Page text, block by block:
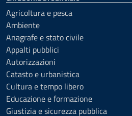
Agricoltura e pesca
Ambiente
Anagrafe e stato civile
Appalti pubblici
Autorizzazioni
Catasto e urbanistica
Cultura e tempo libero
Educazione e formazione
Giustizia e sicurezza pubblica